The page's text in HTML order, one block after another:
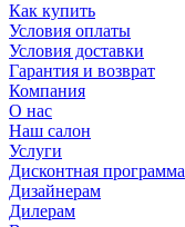
Как купить
Условия оплаты
Условия доставки
Гарантия и возврат
Компания
О нас
Наш салон
Услуги
Дисконтная программа
Дизайнерам
Дилерам